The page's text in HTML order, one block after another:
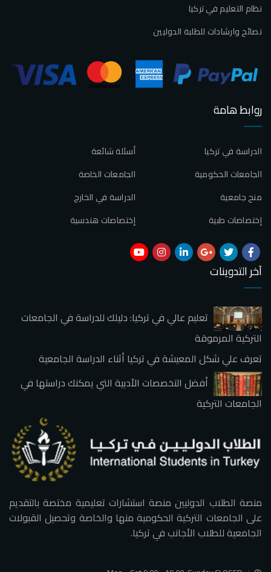
نظام التعليم في تركيا
نصائح وارشادات للطلبة الدوليين
روابط هامة
أسئلة شائعة
الدراسة في تركيا
الجامعات الخاصة
الجامعات الحكومية
الدراسة في الخارج
منح جامعية
إختصاصات هندسية
إختصاصات طبية
آخر التدوينات
تعليم عالي في تركيا: دليلك للدراسة في الجامعات
التركية المرموقة
تعرف علي شكل المعيشة في تركيا أثناء الدراسة الجامعية
أفضل التخصصات الأدبية التي يمكنك دراستها في
الجامعات التركية
منصة الطلاب الدوليين منصة استشارات تعليمية مختصة بالتقديم
على الجامعات التركية الحكومية منها والخاصة وتحصيل القبولات
الجامعية للطلاب الأجانب في تركيا.